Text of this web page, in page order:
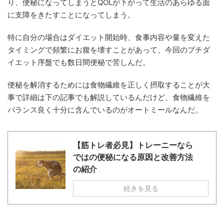
り、便秘になってしまうとQOLが下がって生活のあらゆる面
に支障をきたすことになってしまう。
特に自分の場合はダイエット開始時、食事内容や量を変えた
タイミングで頻繁にお腹を壊すことがあって、今回のプチダ
イエット序盤でも数日間便秘で苦しんだ。
便秘を解消するためには食物繊維を正しく摂取することが大
事で詳細は下の記事でも解説しているんだけど、食物繊維を
バランス良く十分に含んでいるのがオートミールなんだ。
【筋トレ者必見】トレーニーなら
ではの便秘になる原因と改善方法
の紹介
続きを見る